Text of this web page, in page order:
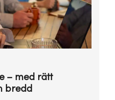
– med rätt
bredd